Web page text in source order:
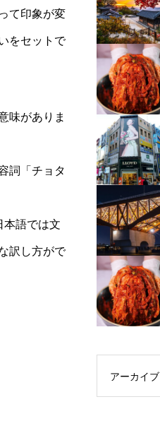
て印象が変
をセットで
味がありま
詞「チョタ
本語では文
訳し方がで
アーカイブ